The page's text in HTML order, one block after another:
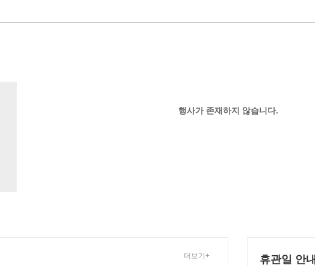
행사가 존재하지 않습니다.
더보기+ 휴관일 안내